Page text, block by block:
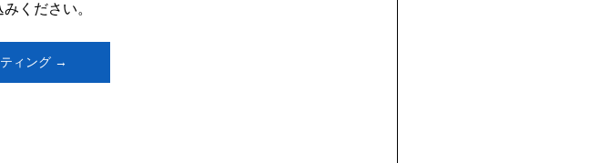
ください。
ィング →